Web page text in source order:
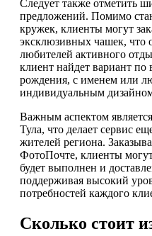
Следует также отметить
предложений. Помимо
кружек, клиенты могут
эксклюзивных чашек, что
любителей активного
клиент найдет вариант по
рождения, с именем или
индивидуальным
Важным аспектом
Тула, что делает сервис
жителей региона.
ФотоПочте, клиенты
будет выполнен и
поддерживая высокий
потребностей каждого
Сколько стоит